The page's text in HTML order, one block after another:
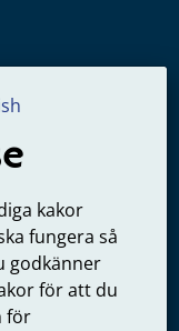
kakor
fungera så
godkänner
för att du
för